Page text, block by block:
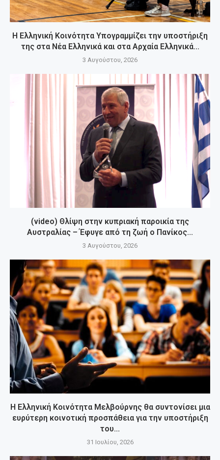
Η Ελληνική Κοινότητα Υπογραμμίζει την υποστήριξη
της στα Νέα Ελληνικά και στα Αρχαία Ελληνικά...
3 Αυγούστου, 2026
(video) Θλίψη στην κυπριακή παροικία της
Αυστραλίας – Έφυγε από τη ζωή ο Πανίκος...
3 Αυγούστου, 2026
Η Ελληνική Κοινότητα Μελβούρνης θα συντονίσει μια
ευρύτερη κοινοτική προσπάθεια για την υποστήριξη
του...
31 Ιουλίου, 2026